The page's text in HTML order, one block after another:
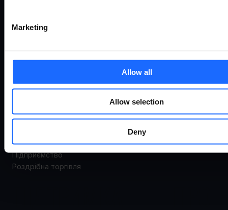
Marketing
Allow all
Allow selection
Deny
ВАРІАНТИ
ВИКОРИСТАННЯ
Енергоспоживання та комунальні послуги
Транспорт
Підприємство
Роздрібна торгівля
Модеми
Аксесуари